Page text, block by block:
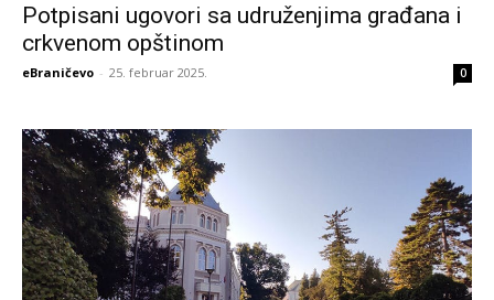
Potpisani ugovori sa udruženjima građana i
crkvenom opštinom
eBraničevo - 25. februar 2025. 0